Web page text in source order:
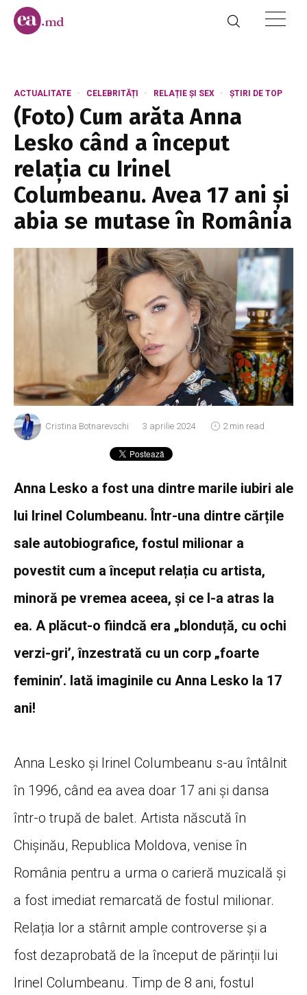
ACTUALITATE CELEBRITĂȚI RELAȚIE ȘI SEX ȘTIRI DE TOP
(Foto) Cum arăta Anna
Lesko când a început
relația cu Irinel
Columbeanu. Avea 17 ani și
abia se mutase în România
Cristina Botnarevschi 3 aprilie 2024 2 min read
Anna Lesko a fost una dintre marile iubiri ale
lui Irinel Columbeanu. Într-una dintre cărțile
sale autobiografice, fostul milionar a
povestit cum a început relația cu artista,
minoră pe vremea aceea, și ce l-a atras la
ea. A plăcut-o fiindcă era „blonduță, cu ochi
verzi-gri’, înzestrată cu un corp „foarte
feminin’. Iată imaginile cu Anna Lesko la 17
ani!
Anna Lesko și Irinel Columbeanu s-au întâlnit
în 1996, când ea avea doar 17 ani și dansa
într-o trupă de balet. Artista născută în
Chișinău, Republica Moldova, venise în
România pentru a urma o carieră muzicală și
a fost imediat remarcată de fostul milionar.
Relația lor a stârnit ample controverse și a
fost dezaprobată de la început de părinții lui
Irinel Columbeanu. Timp de 8 ani, fostul